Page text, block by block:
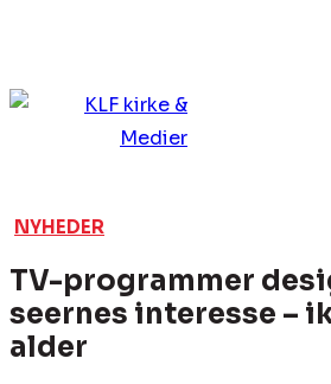
NYHEDER
TV-programmer
seernes interesse –
alder